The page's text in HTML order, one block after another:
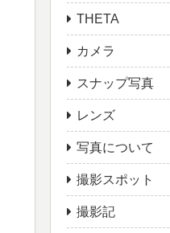
THETA
カメラ
スナップ写真
レンズ
写真について
撮影スポット
撮影記